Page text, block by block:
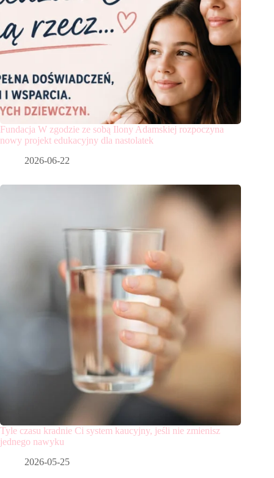
Fundacja W zgodzie ze sobą Ilony Adamskiej rozpoczyna
nowy projekt edukacyjny dla nastolatek
2026-06-22
Tyle czasu kradnie Ci system kaucyjny, jeśli nie zmienisz
jednego nawyku
2026-05-25